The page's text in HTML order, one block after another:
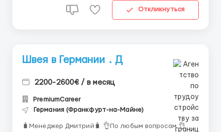
Откликнуться
Швея в Германии . Д
2200-2600€ / в месяц
PremiumCareer
Германия (Франкфурт-на-Майне)
🧳Менеджер Дмитрий🧳 👌По любым вопросам 👌